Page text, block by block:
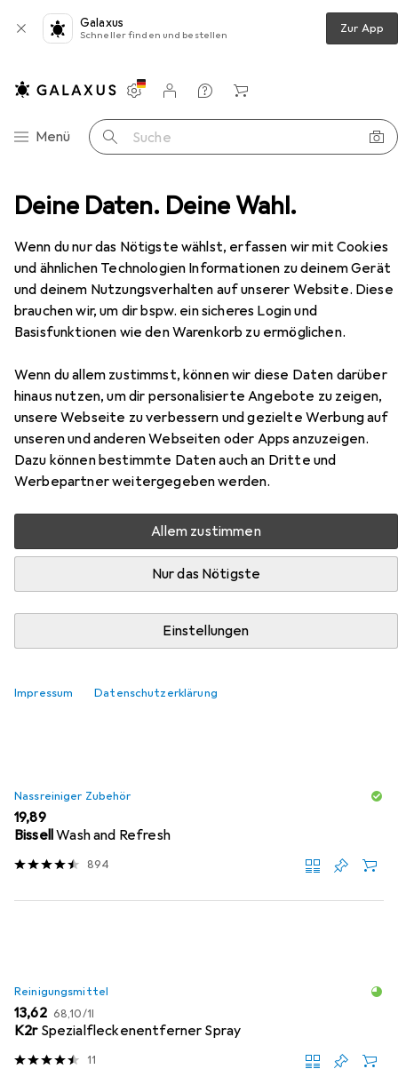
Deine Daten. Deine Wahl.
Wenn du nur das Nötigste wählst, erfassen wir mit Cookies
und ähnlichen Technologien Informationen zu deinem Gerät
und deinem Nutzungsverhalten auf unserer Website. Diese
brauchen wir, um dir bspw. ein sicheres Login und
Basisfunktionen wie den Warenkorb zu ermöglichen.
Wenn du allem zustimmst, können wir diese Daten darüber
hinaus nutzen, um dir personalisierte Angebote zu zeigen,
unsere Webseite zu verbessern und gezielte Werbung auf
unseren und anderen Webseiten oder Apps anzuzeigen.
Dazu können bestimmte Daten auch an Dritte und
Werbepartner weitergegeben werden.
Allem zustimmen
Nur das Nötigste
Einstellungen
Impressum Datenschutzerklärung
Galaxus
Schneller finden und bestellen Zur App
Navigation nach Kategorien
Menü Suche
Einstellungen
Kundenkonto
Vergleichslisten
Merklisten
Warenkorb
carpet Shaggy 160x160 GrayNight (dark gray) universal
EUR
38,90 statt48,90
Strado
Round carpet Shaggy 160x160
GrayNight (dark gray) universal
Zubehör für Strado Round carpet
Shaggy 160x160 GrayNight (dark
gray) universal
Round carpet Shaggy 160x160 GrayNight (dark gray)
universal aus den Kategorien Nassreiniger Zubehör und
Nassreiniger Zubehör Reinigungsmittel
Nassreiniger Zubehör
EUR
19,89
BissellWash and Refresh
894
Reinigungsmittel
EUR
13,62 EUR
68,10/1l
K2r Spezialfleckenentferner Spray
11